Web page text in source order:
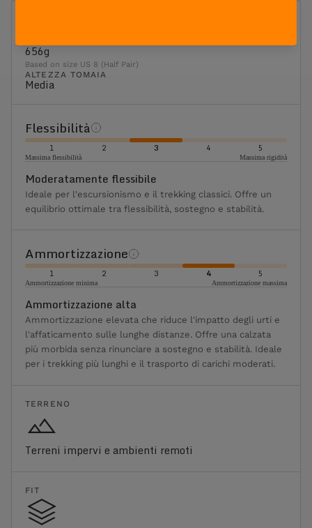
656g
Based on size US 8 (Half Pair)
ALTEZZA TOMAIA
Media
Flessibilità
1 2 3 4 5
Massima flessibilità Massima rigidità
Moderatamente flessibile
Ideale per l'escursionismo e il trekking classici. Offre un
equilibrio ottimale tra flessibilità, sostegno e stabilità.
Ammortizzazione
1 2 3 4 5
Ammortizzazione minima Ammortizzazione massima
Ammortizzazione alta
Ammortizzazione elevata che riduce l'impatto degli urti e
l'affaticamento sulle lunghe distanze. Offre una calzata
più morbida senza rinunciare a sostegno e stabilità. Ideale
per i trekking più lunghi e il trasporto di carichi moderati.
TERRENO
Terreni impervi e ambienti remoti
FIT